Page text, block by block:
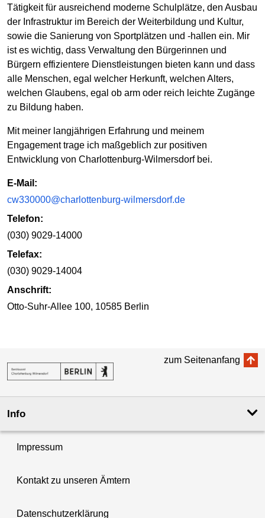
Tätigkeit für ausreichend moderne Schulplätze, den Ausbau
der Infrastruktur im Bereich der Weiterbildung und Kultur,
sowie die Sanierung von Sportplätzen und -hallen ein. Mir
ist es wichtig, dass Verwaltung den Bürgerinnen und
Bürgern effizientere Dienstleistungen bieten kann und dass
alle Menschen, egal welcher Herkunft, welchen Alters,
welchen Glaubens, egal ob arm oder reich leichte Zugänge
zu Bildung haben.
Mit meiner langjährigen Erfahrung und meinem
Engagement trage ich maßgeblich zur positiven
Entwicklung von Charlottenburg-Wilmersdorf bei.
E-Mail:
cw330000@charlottenburg-wilmersdorf.de
Telefon:
(030) 9029-14000
Telefax:
(030) 9029-14004
Anschrift:
Otto-Suhr-Allee 100, 10585 Berlin
zum Seitenanfang
Info
Impressum
Kontakt zu unseren Ämtern
Datenschutzerklärung